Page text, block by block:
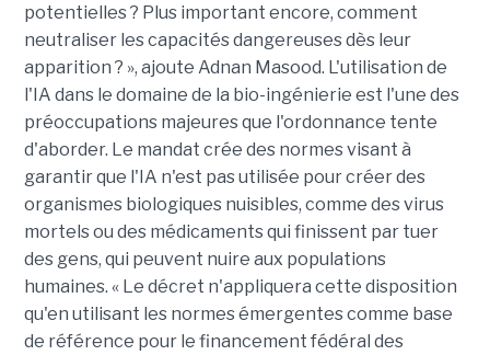
potentielles ? Plus important encore, comment
neutraliser les capacités dangereuses dès leur
apparition ? », ajoute Adnan Masood. L'utilisation de
l'IA dans le domaine de la bio-ingénierie est l'une des
préoccupations majeures que l'ordonnance tente
d'aborder. Le mandat crée des normes visant à
garantir que l'IA n'est pas utilisée pour créer des
organismes biologiques nuisibles, comme des virus
mortels ou des médicaments qui finissent par tuer
des gens, qui peuvent nuire aux populations
humaines. « Le décret n'appliquera cette disposition
qu'en utilisant les normes émergentes comme base
de référence pour le financement fédéral des